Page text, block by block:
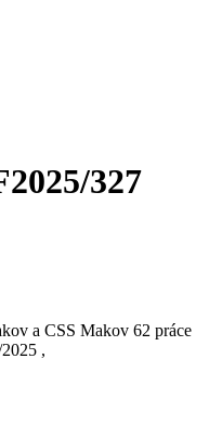
327
a CSS Makov 62 práce
,